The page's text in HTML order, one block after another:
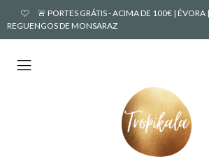
🚨 PORTES GRÁTIS - ACIMA DE 100€ | ÉVORA
REGUENGOS DE MONSARAZ